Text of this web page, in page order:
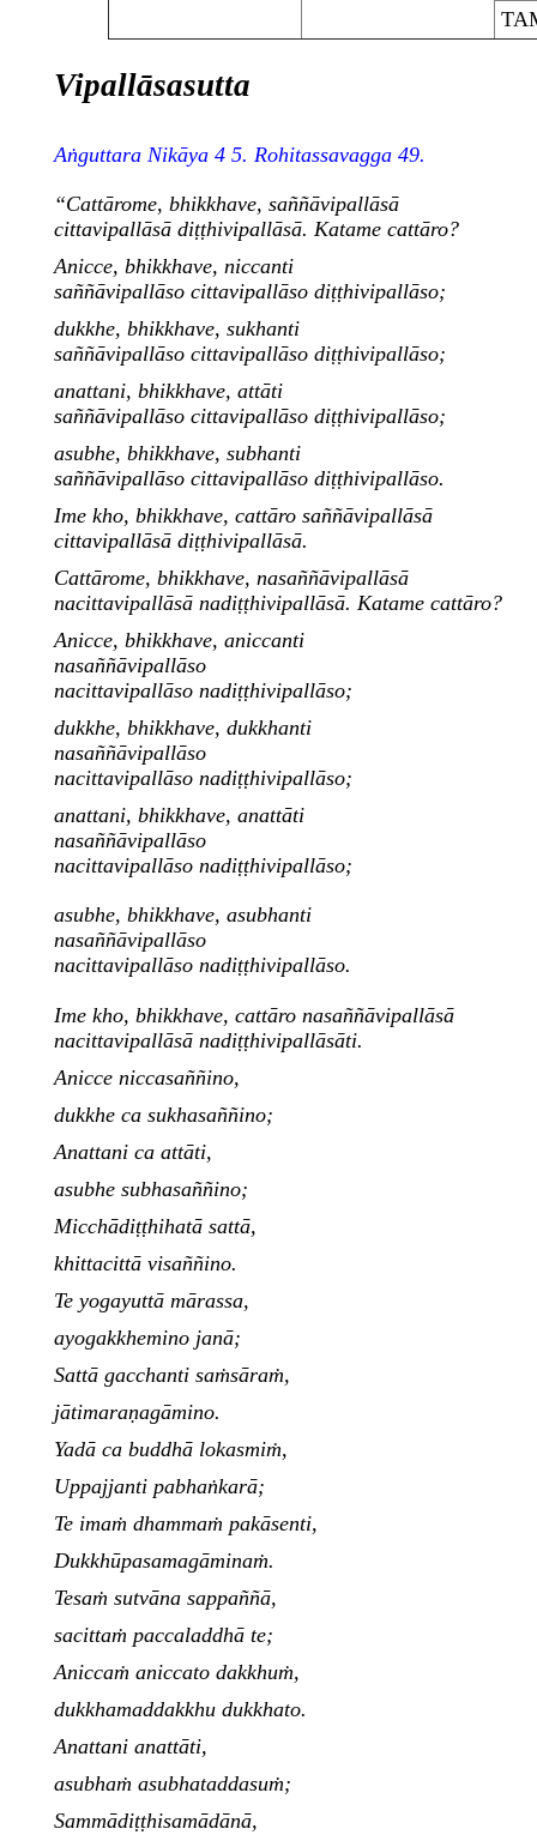
Vipallāsasutta
Aṅguttara Nikāya 4 5. Rohitassavagga 49.
“Cattārome, bhikkhave, saññāvipallāsā
cittavipallāsā diṭṭhivipallāsā. Katame cattāro?
Anicce, bhikkhave, niccanti
saññāvipallāso cittavipallāso diṭṭhivipallāso;
dukkhe, bhikkhave, sukhanti
saññāvipallāso cittavipallāso diṭṭhivipallāso;
anattani, bhikkhave, attāti
saññāvipallāso cittavipallāso diṭṭhivipallāso;
asubhe, bhikkhave, subhanti
saññāvipallāso cittavipallāso diṭṭhivipallāso.
Ime kho, bhikkhave, cattāro saññāvipallāsā
cittavipallāsā diṭṭhivipallāsā.
Cattārome, bhikkhave, nasaññāvipallāsā
nacittavipallāsā nadiṭṭhivipallāsā. Katame cattāro?
Anicce, bhikkhave, aniccanti
nasaññāvipallāso
nacittavipallāso nadiṭṭhivipallāso;
dukkhe, bhikkhave, dukkhanti
nasaññāvipallāso
nacittavipallāso nadiṭṭhivipallāso;
anattani, bhikkhave, anattāti
nasaññāvipallāso
nacittavipallāso nadiṭṭhivipallāso;
asubhe, bhikkhave, asubhanti
nasaññāvipallāso
nacittavipallāso nadiṭṭhivipallāso.
Ime kho, bhikkhave, cattāro nasaññāvipallāsā
nacittavipallāsā nadiṭṭhivipallāsāti.
Anicce niccasaññino,
dukkhe ca sukhasaññino;
Anattani ca attāti,
asubhe subhasaññino;
Micchādiṭṭhihatā sattā,
khittacittā visaññino.
Te yogayuttā mārassa,
ayogakkhemino janā;
Sattā gacchanti saṁsāraṁ,
jātimaraṇagāmino.
Yadā ca buddhā lokasmiṁ,
Uppajjanti pabhaṅkarā;
Te imaṁ dhammaṁ pakāsenti,
Dukkhūpasamagāminaṁ.
Tesaṁ sutvāna sappaññā,
sacittaṁ paccaladdhā te;
Aniccaṁ aniccato dakkhuṁ,
dukkhamaddakkhu dukkhato.
Anattani anattāti,
asubhaṁ asubhataddasuṁ;
Sammādiṭṭhisamādānā,